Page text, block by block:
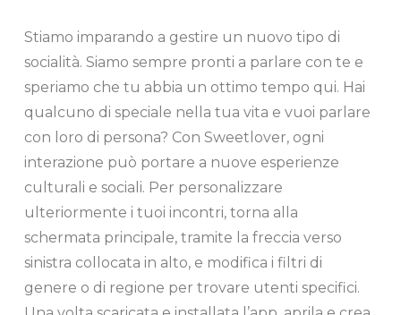
Stiamo imparando a gestire un nuovo tipo di
socialità. Siamo sempre pronti a parlare con te e
speriamo che tu abbia un ottimo tempo qui. Hai
qualcuno di speciale nella tua vita e vuoi parlare
con loro di persona? Con Sweetlover, ogni
interazione può portare a nuove esperienze
culturali e sociali. Per personalizzare
ulteriormente i tuoi incontri, torna alla
schermata principale, tramite la freccia verso
sinistra collocata in alto, e modifica i filtri di
genere o di regione per trovare utenti specifici.